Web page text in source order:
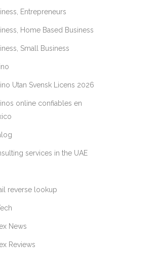
Entrepreneurs
Home Based Business
Small Business
Utan Svensk Licens 2026
online confiables en
services in the UAE
reverse lookup
News
Reviews